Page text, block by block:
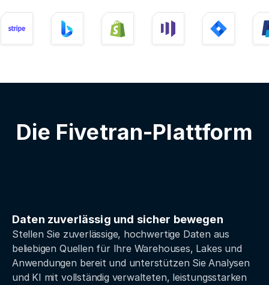
Die Fivetran-Plattform
Daten zuverlässig und sicher bewegen
Stellen Sie zuverlässige, hochwertige Daten aus
beliebigen Quellen für Ihre Warehouses, Lakes und
Anwendungen bereit und unterstützen Sie Analysen
und KI mit vollständig verwalteten, leistungsstarken